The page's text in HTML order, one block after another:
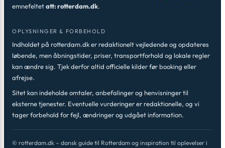
emnefeltetatt: rotterdam.dk.
OPLYSNINGER & FORBEHOLD
Indholdet på rotterdam.dk er redaktionelt vejledende og opdateres
løbende, men åbningstider, priser, transportforhold og lokale regler
kan ændre sig. Tjek derfor altid officielle kilder før booking eller
afrejse.
Sitet kan indeholde omtaler, anbefalinger og henvisninger til
eksterne tjenester. Eventuelle vurderinger er redaktionelle, og vi
tager forbehold for fejl, ændringer og udgået information.
© rotterdam.dk – dansk guide til Rotterdam og inspiration til oplevelser i